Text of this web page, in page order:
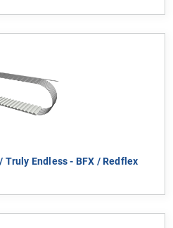
Endless - BFX / Redflex